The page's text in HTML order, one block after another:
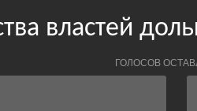
властей
ГОЛОСОВ